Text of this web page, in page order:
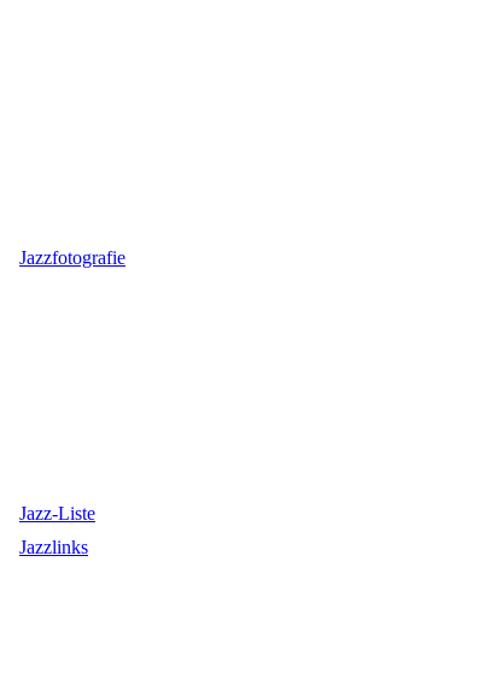
Jazzfotografie
Jazz-Liste
Jazzlinks